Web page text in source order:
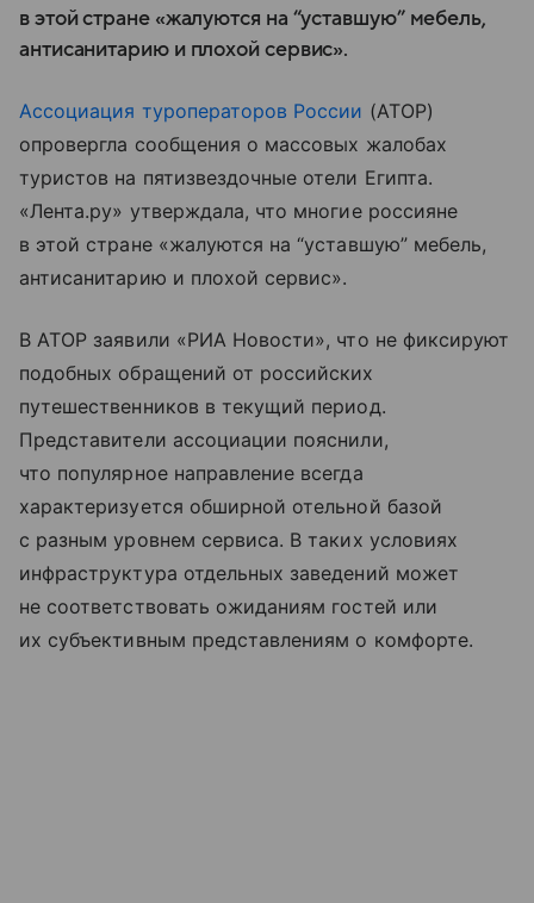
в этой стране «жалуются на “уставшую” мебель,
антисанитарию и плохой сервис».
Ассоциация туроператоров России (АТОР)
опровергла сообщения о массовых жалобах
туристов на пятизвездочные отели Египта.
«Лента.ру» утверждала, что многие россияне
в этой стране «жалуются на “уставшую” мебель,
антисанитарию и плохой сервис».
В АТОР заявили «РИА Новости», что не фиксируют
подобных обращений от российских
путешественников в текущий период.
Представители ассоциации пояснили,
что популярное направление всегда
характеризуется обширной отельной базой
с разным уровнем сервиса. В таких условиях
инфраструктура отдельных заведений может
не соответствовать ожиданиям гостей или
их субъективным представлениям о комфорте.